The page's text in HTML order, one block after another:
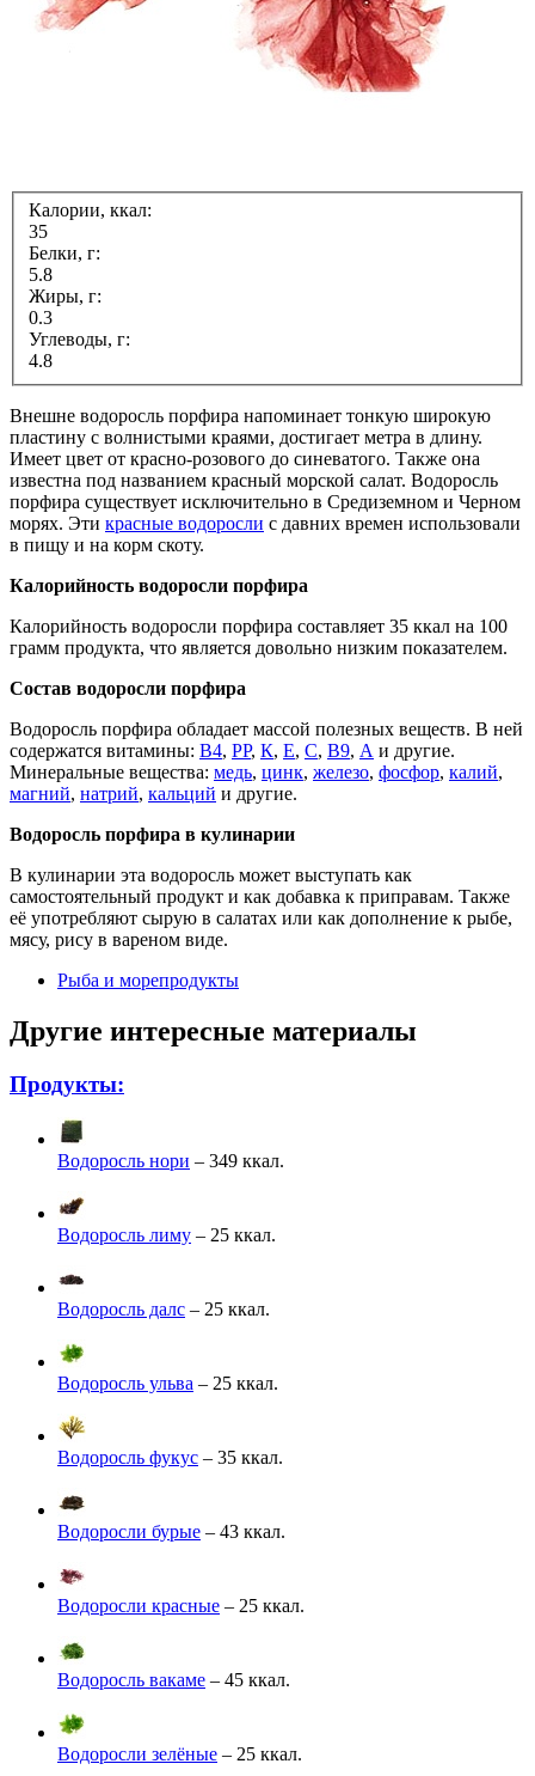
Калории, ккал:
35
Белки, г:
5.8
Жиры, г:
0.3
Углеводы, г:
4.8
Внешне водоросль порфира напоминает тонкую широкую
пластину с волнистыми краями, достигает метра в длину.
Имеет цвет от красно-розового до синеватого. Также она
известна под названием красный морской салат. Водоросль
порфира существует исключительно в Средиземном и Черном
морях. Эти красные водоросли с давних времен использовали
в пищу и на корм скоту.
Калорийность водоросли порфира
Калорийность водоросли порфира составляет 35 ккал на 100
грамм продукта, что является довольно низким показателем.
Состав водоросли порфира
Водоросль порфира обладает массой полезных веществ. В ней
содержатся витамины: В4, РР, К, Е, С, В9, А и другие.
Минеральные вещества: медь, цинк, железо, фосфор, калий,
магний, натрий, кальций и другие.
Водоросль порфира в кулинарии
В кулинарии эта водоросль может выступать как
самостоятельный продукт и как добавка к приправам. Также
её употребляют сырую в салатах или как дополнение к рыбе,
мясу, рису в вареном виде.
Рыба и морепродукты
Другие интересные материалы
Продукты:
Водоросль нори – 349 ккал.
Водоросль лиму – 25 ккал.
Водоросль далс – 25 ккал.
Водоросль ульва – 25 ккал.
Водоросль фукус – 35 ккал.
Водоросли бурые – 43 ккал.
Водоросли красные – 25 ккал.
Водоросль вакаме – 45 ккал.
Водоросли зелёные – 25 ккал.